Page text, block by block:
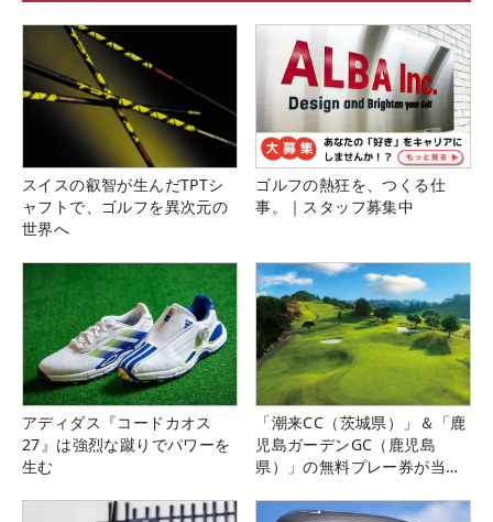
スイスの叡智が生んだTPTシ
ャフトで、ゴルフを異次元の
世界へ
ゴルフの熱狂を、つくる仕
事。｜スタッフ募集中
アディダス『コードカオス
27』は強烈な蹴りでパワーを
生む
「潮来CC（茨城県）」＆「鹿
児島ガーデンGC（鹿児島
県）」の無料プレー券が当た